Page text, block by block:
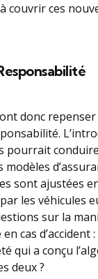
couvrir ces
donc
pourrait
sont ajustées
les véhicules
sur la
cas d’accident
qui a conçu
deux ?